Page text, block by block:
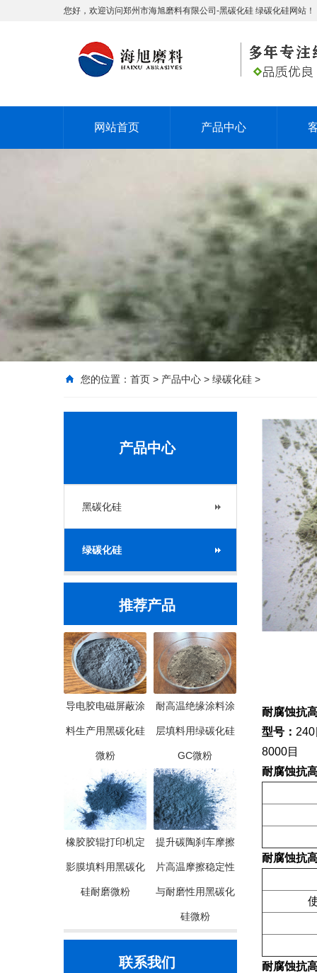
您好，欢迎访问郑州市海旭磨料有限公司-黑碳化硅 绿碳化硅网站！
网站首页 产品中心
您的位置： 首页 > 产品中心 > 绿碳化硅 >
产品中心
黑碳化硅
绿碳化硅
推荐产品
导电胶电磁屏蔽涂
料生产用黑碳化硅
微粉
耐高温绝缘涂料涂
层填料用绿碳化硅
GC微粉
橡胶胶辊打印机定
影膜填料用黑碳化
硅耐磨微粉
提升碳陶刹车摩擦
片高温摩擦稳定性
与耐磨性用黑碳化
硅微粉
联系我们
耐腐蚀抗
型号：
8000目
耐腐蚀抗
耐腐蚀抗
耐腐蚀抗